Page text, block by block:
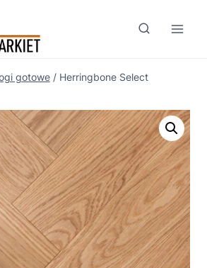
gotowe / Herringbone Select